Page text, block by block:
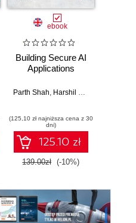
ebook
Building Secure AI
Applications
Parth Shah, Harshil Shah
(125,10 zł najniższa cena z 30
dni)
125.10 zł
139.00zł (-10%)